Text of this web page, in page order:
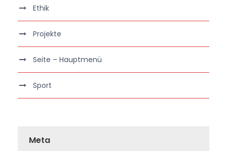
Ethik
Projekte
Seite – Hauptmenü
Sport
Meta